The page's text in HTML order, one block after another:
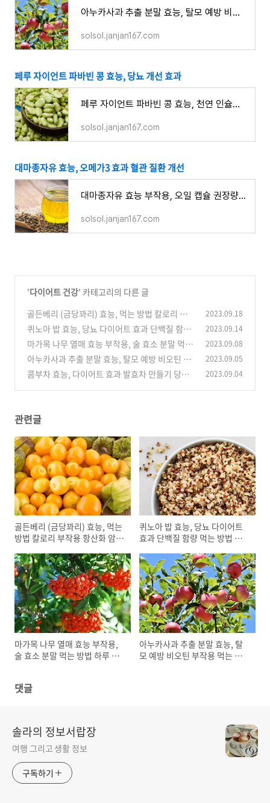
아누카사과 추출 분말 효능, 탈모 예방 비오틴 부작용 먹는 방법
solsol.janjan167.com
페루 자이언트 파바빈 콩 효능, 당뇨 개선 효과
페루 자이언트 파바빈 콩 효능, 천연 인슐린 당뇨 개선 부작용 먹는 방법
solsol.janjan167.com
대마종자유 효능, 오메가3 효과 혈관 질환 개선
대마종자유 효능 부작용, 오일 캡슐 권장량 먹는 방법 오메가3 다이어트
solsol.janjan167.com
'다이어트 건강' 카테고리의 다른 글
골든베리 (금당꽈리) 효능, 먹는 방법 칼로리 부
작용 항산화 암 예방
(0)
2023.09.18
퀴노아 밥 효능, 당뇨 다이어트 효과 단백질 함량
먹는 방법 부작용
(0)
2023.09.14
마가목 나무 열매 효능 부작용, 술 효소 분말 먹는
방법 하루 권장량
(0)
2023.09.08
아누카사과 추출 분말 효능, 탈모 예방 비오틴 부
작용 먹는 방법
(0)
2023.09.05
콤부차 효능, 다이어트 효과 발효차 만들기 당뇨
2023.09.04
관련글
골든베리 (금당꽈리) 효능, 먹는
방법 칼로리 부작용 항산화 암
퀴노아 밥 효능, 당뇨 다이어트
효과 단백질 함량 먹는 방법 부
마가목 나무 열매 효능 부작용,
술 효소 분말 먹는 방법 하루 권
아누카사과 추출 분말 효능, 탈
모 예방 비오틴 부작용 먹는 방
댓글
솔라의 정보서랍장
여행 그리고 생활 정보
구독하기